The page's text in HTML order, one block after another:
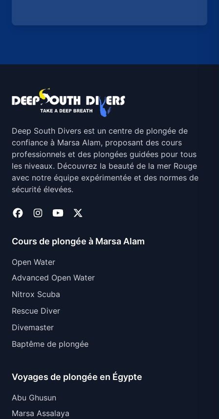
Deep South Divers est un centre de plongée de
confiance à Marsa Alam, proposant des cours
professionnels et des plongées guidées pour tous
les niveaux. Découvrez la beauté de la mer Rouge
avec notre équipe expérimentée et des normes de
sécurité élevées.
Cours de plongée à Marsa Alam
Open Water
Advanced Open Water
Nitrox Scuba
Rescue Diver
Divemaster
Baptême de plongée
Voyages de plongée en Égypte
Abu Ghusun
Marsa Assalaya